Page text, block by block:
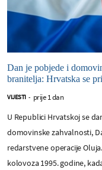
Dan je pobjede i
branitelja: Hrvatska se
VIJESTI - prije 1 dan
U Republici Hrvatskoj se
domovinske zahvalnosti,
redarstvene operacije
kolovoza 1995. godine,